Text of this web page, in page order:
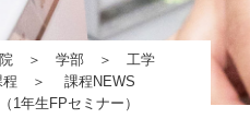
＞ 学部＞ 工学
程 ＞
課程NEWS
1年生FPセミナー）